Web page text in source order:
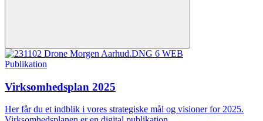
Publikation
Virksomhedsplan 2025
Her får du et indblik i vores strategiske mål og visioner for 2025.